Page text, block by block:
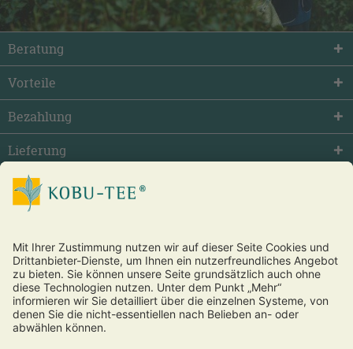
Beratung
Vorteile
Bezahlung
Lieferung
facebook twitter youtube
Vertrag widerrufen